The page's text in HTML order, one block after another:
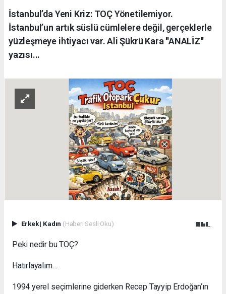
İstanbul’da Yeni Kriz: TOÇ Yönetilemiyor.
İstanbul’un artık süslü cümlelere değil, gerçeklerle
yüzleşmeye ihtiyacı var. Ali Şükrü Kara ''ANALİZ''
yazısı...
Erkek| Kadın (Haberi Sesli Oku)
Peki nedir bu TOÇ?
Hatırlayalım…
1994 yerel seçimlerine giderken Recep Tayyip Erdoğan’ın